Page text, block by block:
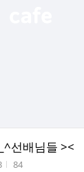
선배님들 ><
조회수
84